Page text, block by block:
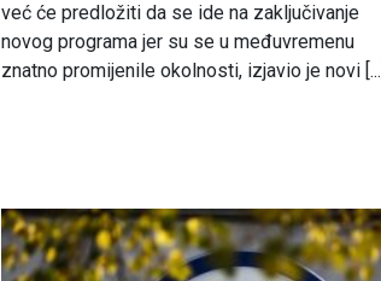
već će predložiti da se ide na zaključivanje
novog programa jer su se u međuvremenu
znatno promijenile okolnosti, izjavio je novi [...]